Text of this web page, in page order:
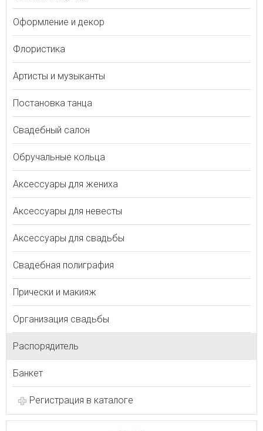
Оформление и декор
Флористика
Артисты и музыканты
Постановка танца
Свадебный салон
Обручальные кольца
Аксессуары для жениха
Аксессуары для невесты
Аксессуары для свадьбы
Свадебная полиграфия
Прически и макияж
Организация свадьбы
Распорядитель
Банкет
Регистрация в каталоге